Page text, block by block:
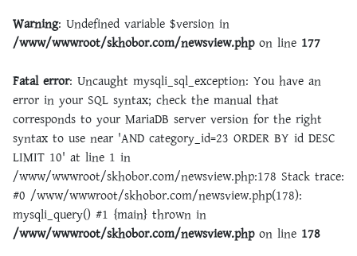
Warning: Undefined variable $version in
/www/wwwroot/skhobor.com/newsview.phpon line 177
Fatal error: Uncaught mysqli_sql_exception: You have an
error in your SQL syntax; check the manual that
corresponds to your MariaDB server version for the right
syntax to use near 'AND category_id=23 ORDER BY id DESC
LIMIT 10' at line 1 in
/www/wwwroot/skhobor.com/newsview.php:178 Stack trace:
#0 /www/wwwroot/skhobor.com/newsview.php(178):
mysqli_query() #1 {main} thrown in
/www/wwwroot/skhobor.com/newsview.phpon line 178